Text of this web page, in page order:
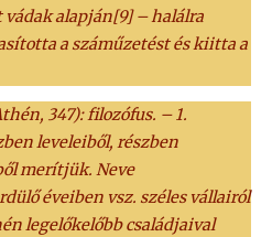
alapján[9] – halálra
a száműzetést és kiitta a
347): filozófus. – 1.
leveleiből, részben
merítjük. Neve
éveiben vsz. széles vállairól
legelőkelőbb családjaival